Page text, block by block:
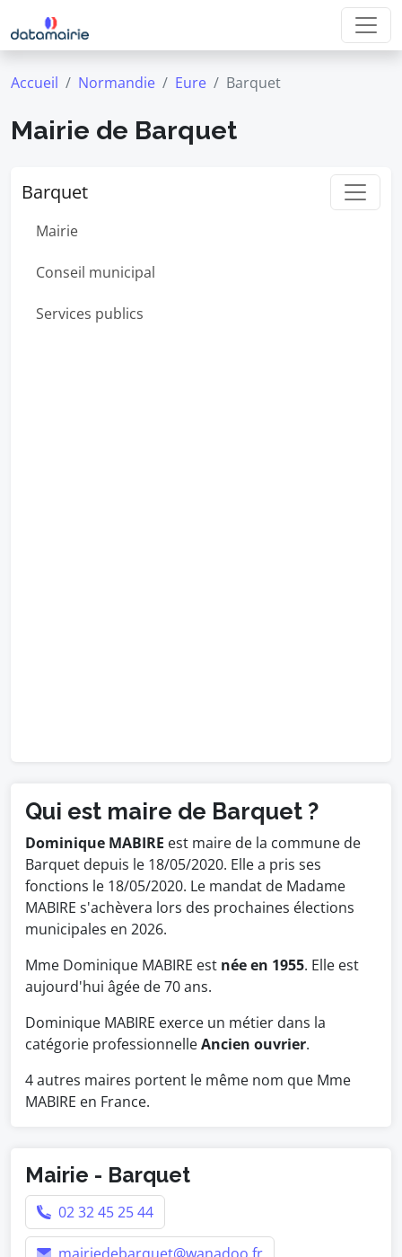
Accueil Normandie Eure Barquet
Mairie de Barquet
Barquet
Mairie
Conseil municipal
Services publics
Qui est maire de Barquet ?
Dominique MABIRE est maire de la commune de
Barquet depuis le 18/05/2020. Elle a pris ses
fonctions le 18/05/2020. Le mandat de Madame
MABIRE s'achèvera lors des prochaines élections
municipales en 2026.
Mme Dominique MABIRE est née en 1955. Elle est
aujourd'hui âgée de 70 ans.
Dominique MABIRE exerce un métier dans la
catégorie professionnelleAncien ouvrier.
4 autres maires portent le même nom que Mme
MABIRE en France.
Mairie - Barquet
02 32 45 25 44